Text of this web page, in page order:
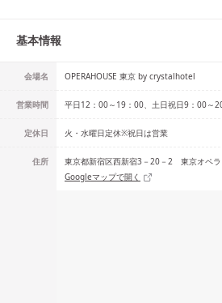
基本情報
会場名 OPERAHOUSE 東京 by crystalhotel
営業時間 平日12：00～19：00、土日祝日9：00～
定休日 火・水曜日定休※祝日は営業
住所
東京都新宿区西新宿3－20－2 東京オペ
Googleマップで開く